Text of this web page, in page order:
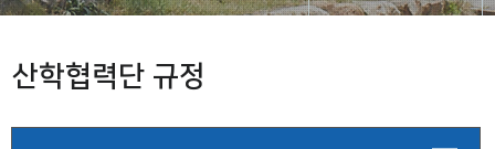
산학협력단 규정